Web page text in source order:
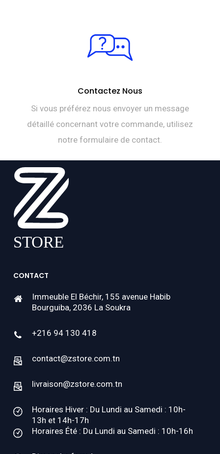
Contactez Nous
Si vous préférez nous envoyer un message
détaillé concernant votre commande, utilisez
notre formulaire de contact.
CONTACT
Immeuble El Béchir, 155 avenue Habib
Bourguiba, 2036 La Soukra
+216 94 130 418
contact@zstore.com.tn
livraison@zstore.com.tn
Horaires Hiver : Du Lundi au Samedi : 10h-
13h et 14h-17h
Horaires Été : Du Lundi au Samedi : 10h-16h